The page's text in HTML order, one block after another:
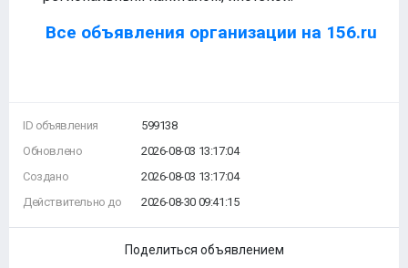
Все объявления организации на 156.ru
ID объявления
Обновлено
Создано
Действительно до
599138
2026-08-03 13:17:04
2026-08-03 13:17:04
2026-08-30 09:41:15
Поделиться объявлением